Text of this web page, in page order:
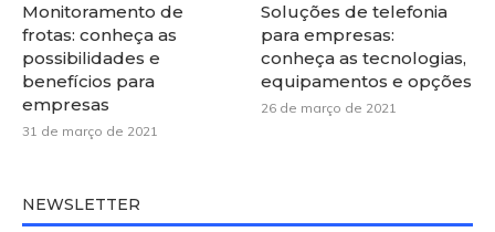
Monitoramento de
frotas: conheça as
possibilidades e
benefícios para
empresas
31 de março de 2021
Soluções de telefonia
para empresas:
conheça as tecnologias,
equipamentos e opções
26 de março de 2021
NEWSLETTER